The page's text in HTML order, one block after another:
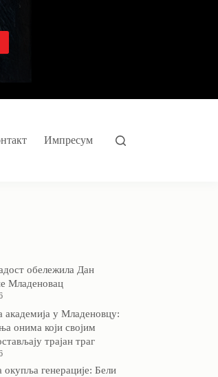
Импресум
обележила Дан
Младеновац
академија у Младеновцу:
онима који својим
трајан траг
окупља генерације: Бели